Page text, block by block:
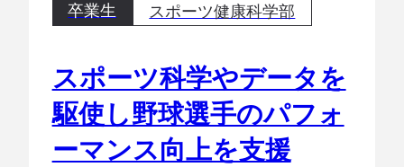
卒業生 スポーツ健康科学部
スポーツ科学やデータを
駆使し野球選手のパフォ
ーマンス向上を支援